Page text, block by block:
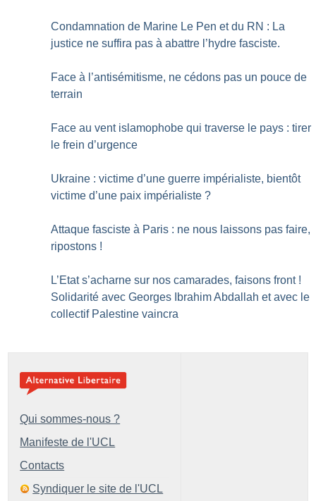
Condamnation de Marine Le Pen et du RN : La
justice ne suffira pas à abattre l’hydre fasciste.
Face à l’antisémitisme, ne cédons pas un pouce de
terrain
Face au vent islamophobe qui traverse le pays : tirer
le frein d’urgence
Ukraine : victime d’une guerre impérialiste, bientôt
victime d’une paix impérialiste ?
Attaque fasciste à Paris : ne nous laissons pas faire,
ripostons !
L’Etat s’acharne sur nos camarades, faisons front !
Solidarité avec Georges Ibrahim Abdallah et avec le
collectif Palestine vaincra
Qui sommes-nous ?
Manifeste de l'UCL
Contacts
Syndiquer le site de l'UCL